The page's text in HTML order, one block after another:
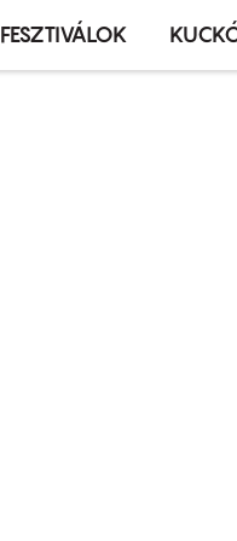
FESZTIVÁLOK